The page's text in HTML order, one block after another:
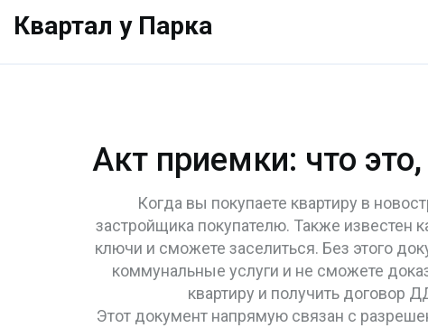
Квартал у Парка
Акт приемки: что
Когда вы покупаете квартиру в
застройщика покупателю. Также известен
ключи и сможете заселиться. Без этого
коммунальные услуги и не сможете
квартиру и получить договор
Этот документ напрямую связан с